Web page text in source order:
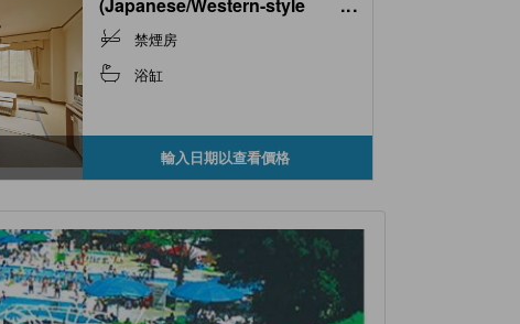
Room (2 Beds))
禁煙房
浴缸
輸入日期以查看價格